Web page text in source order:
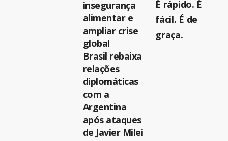
insegurança
alimentar e
ampliar crise
global
Brasil rebaixa
relações
diplomáticas
com a
Argentina
após ataques
de Javier Milei
É rápido. É
fácil. É de
graça.